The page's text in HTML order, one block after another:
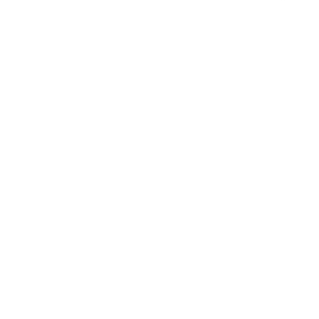
Все нормально. Немного запутался при